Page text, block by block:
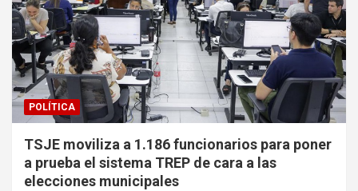
POLÍTICA
TSJE moviliza a 1.186 funcionarios para poner
a prueba el sistema TREP de cara a las
elecciones municipales